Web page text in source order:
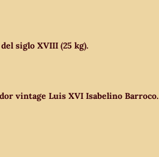
siglo XVIII (25 kg).
vintage Luis XVI Isabelino Barroco.